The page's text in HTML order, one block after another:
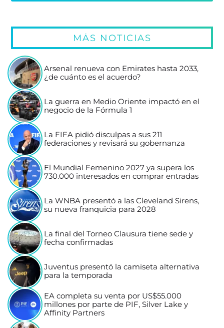
MÁS NOTICIAS
Arsenal renueva con Emirates hasta 2033,
¿de cuánto es el acuerdo?
La guerra en Medio Oriente impactó en el
negocio de la Fórmula 1
La FIFA pidió disculpas a sus 211
federaciones y revisará su gobernanza
El Mundial Femenino 2027 ya supera los
730.000 interesados en comprar entradas
La WNBA presentó a las Cleveland Sirens,
su nueva franquicia para 2028
La final del Torneo Clausura tiene sede y
fecha confirmadas
Juventus presentó la camiseta alternativa
para la temporada
EA completa su venta por US$55.000
millones por parte de PIF, Silver Lake y
Affinity Partners